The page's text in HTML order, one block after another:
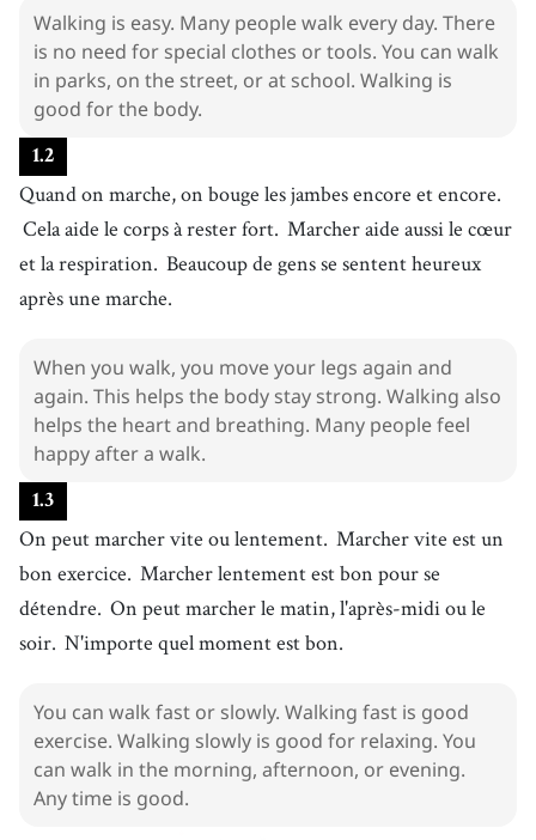
Walking is easy. Many people walk every day. There
is no need for special clothes or tools. You can walk
in parks, on the street, or at school. Walking is
good for the body.
1.2
Quand on marche, on bouge les jambes encore et encore.
Cela aide le corps à rester fort. Marcher aide aussi le cœur
et la respiration. Beaucoup de gens se sentent heureux
après une marche.
When you walk, you move your legs again and
again. This helps the body stay strong. Walking also
helps the heart and breathing. Many people feel
happy after a walk.
1.3
On peut marcher vite ou lentement. Marcher vite est un
bon exercice. Marcher lentement est bon pour se
détendre. On peut marcher le matin, l'après-midi ou le
soir. N'importe quel moment est bon.
You can walk fast or slowly. Walking fast is good
exercise. Walking slowly is good for relaxing. You
can walk in the morning, afternoon, or evening.
Any time is good.